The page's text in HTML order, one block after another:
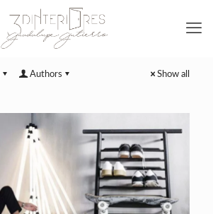
Authors Show all